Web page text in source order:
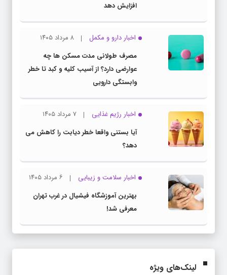
افزایش دهد
اخبار دارو و مکمل
۸ مرداد ۱۴۰۵
مصرف طولانی مدت مسکن ها چه
عوارضی دارد؟ از آسیب کلیه و کبد تا خطر
وابستگی دارویی
اخبار رژیم غذایی
۷ مرداد ۱۴۰۵
آیا بستنی واقعا خطر دیابت را کاهش می
دهد؟
اخبار سلامت و زیبایی
۶ مرداد ۱۴۰۵
بهترین آموزشگاه فیشیال در غرب تهران
معرفی شد!
لینک‌های ویژه